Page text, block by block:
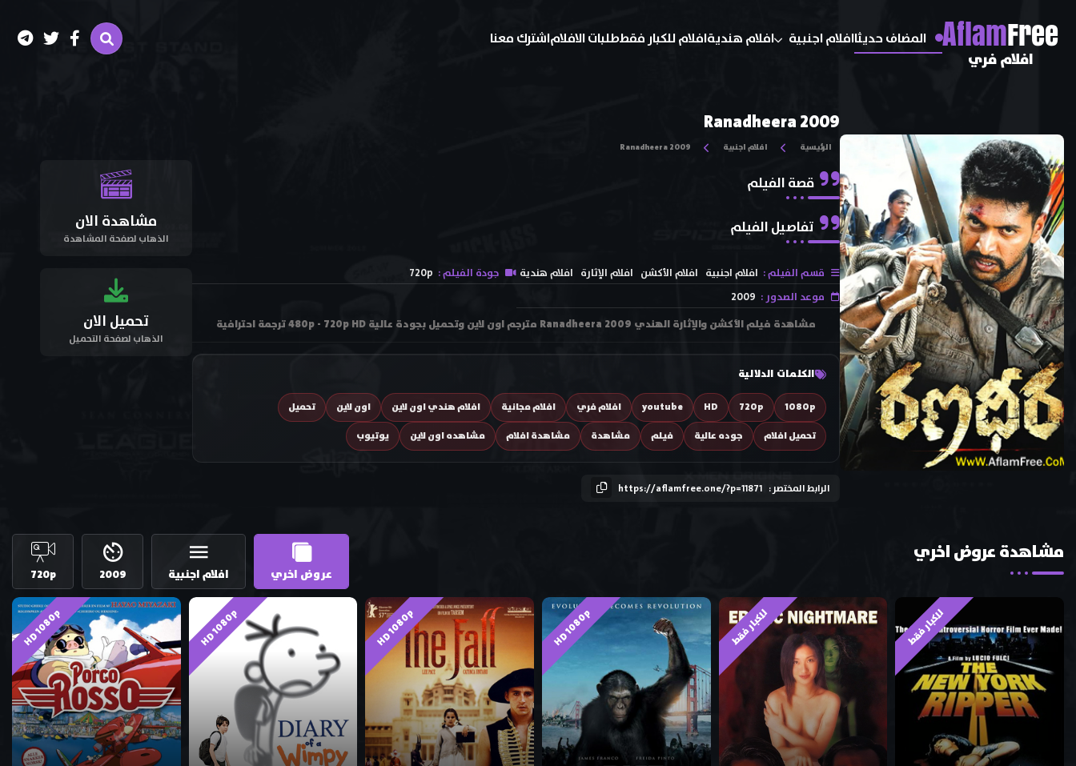
AflamFree
افلام فري
المضاف حديثاافلام اجنبية افلام هنديةافلام للكبار فقططلبات الافلاماشترك معنا
Ranadheera 2009
الرئيسية افلام اجنبية Ranadheera 2009
قصة الفيلم
تفاصيل الفيلم
قسم الفيلم : افلام اجنبية افلام الأكشن افلام الإثارة افلام هندية جودة الفيلم : 720p
موعد الصدور : 2009
مشاهدة فيلم الأكشن والإثارة الهندي Ranadheera 2009 مترجم اون لاين وتحميل بجودة عالية 480p - 720p HD ترجمة احترافية
الكلمات الدلالية
1080p
720p
HD
youtube افلام فري افلام مجانية افلام هندي اون لاين اون لاين
تحميل
تحميل افلام
جوده عالية فيلم مشاهدة مشاهدة افلام مشاهده اون لاين يوتيوب
الرابط المختصر : https://aflamfree.one/?p=11871
مشاهدة الان
الذهاب لصفحة المشاهدة
تحميل الان
الذهاب لصفحة التحميل
مشاهدة عروض اخري
عروض اخري افلام اجنبية 2009
720p
للكبار فقط للكبار فقط HD 1080p
HD 1080p
HD 1080p
HD 1080p